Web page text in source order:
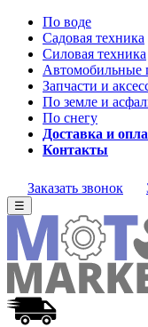
По воде
Садовая техника
Силовая техника
Автомобильные
Запчасти и
По земле и
По снегу
Доставка и
Контакты
Заказать звонок
☰